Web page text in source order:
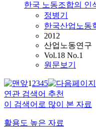
한국 노동조합의 인
정병기
한국산업노동
2012
산업노동연구
Vol.18 No.1
원문보기
12345
연관 검색어 추천
이 검색어로 많이 본 자료
활용도 높은 자료